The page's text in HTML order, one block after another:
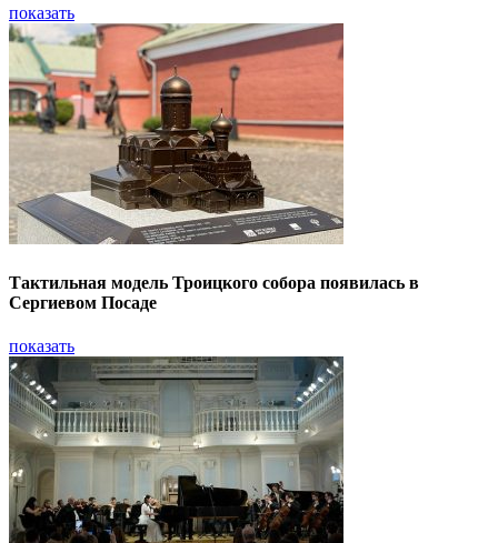
показать
Тактильная модель Троицкого собора появилась в
Сергиевом Посаде
показать